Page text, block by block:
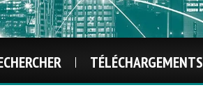
TÉLÉCHARGEMENTS